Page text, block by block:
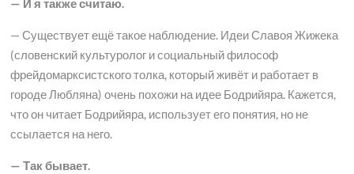
— И я также считаю.
— Существует ещё такое наблюдение. Идеи Славоя Жижека
(словенский культуролог и социальный философ
фрейдомарксистского толка, который живёт и работает в
городе Любляна) очень похожи на идее Бодрийяра. Кажется,
что он читает Бодрийяра, использует его понятия, но не
ссылается на него.
— Так бывает.